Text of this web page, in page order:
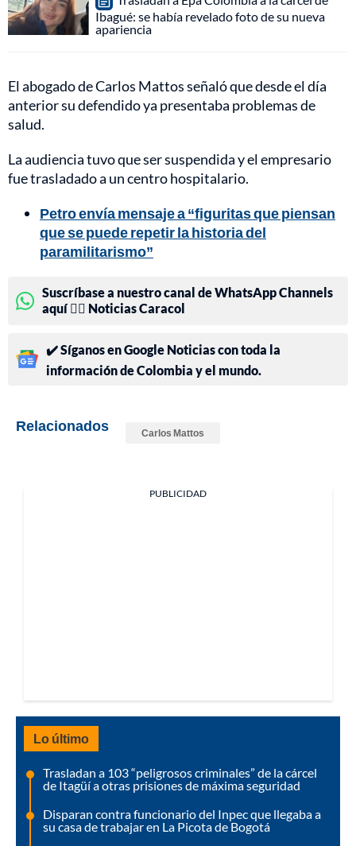
Ibagué: se había revelado foto de su nueva
apariencia
El abogado de Carlos Mattos señaló que desde el día
anterior su defendido ya presentaba problemas de
salud.
La audiencia tuvo que ser suspendida y el empresario
fue trasladado a un centro hospitalario.
Petro envía mensaje a “figuritas que piensan
que se puede repetir la historia del
paramilitarismo”
Suscríbase a nuestro canal de WhatsApp Channels
aquí 👉🏻 Noticias Caracol
✔️ Síganos en Google Noticias con toda la
información de Colombia y el mundo.
Relacionados Carlos Mattos
PUBLICIDAD
Lo último
Trasladan a 103 “peligrosos criminales” de la cárcel
de Itagüí a otras prisiones de máxima seguridad
Disparan contra funcionario del Inpec que llegaba a
su casa de trabajar en La Picota de Bogotá